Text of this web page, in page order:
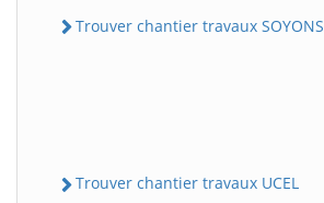
Trouver chantier travaux SOYONS
Trouver chantier travaux UCEL